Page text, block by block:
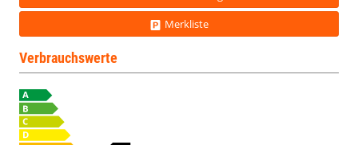
Merkliste
Verbrauchswerte